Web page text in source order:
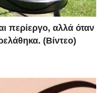
περίεργο, αλλά όταν
(Βίντεο)